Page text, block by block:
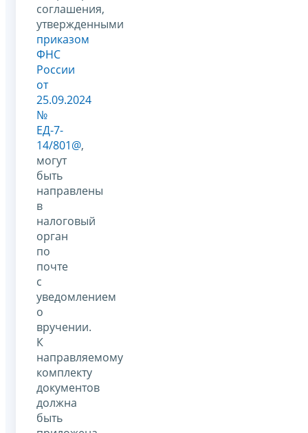
соглашения,
утвержденными
приказом
ФНС
России
от
25.09.2024
№
ЕД-7-
14/801@,
могут
быть
направлены
в
налоговый
орган
по
почте
с
уведомлением
о
вручении.
К
направляемому
комплекту
документов
должна
быть